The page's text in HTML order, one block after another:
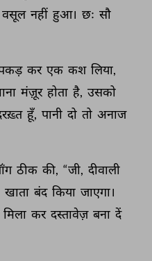
वसूल नहीं हुआ। छः सौ
कर एक कश लिया,
मंज़ूर होता है, उसको
हूँ, पानी दो तो अनाज
ठीक की, “जी, दीवाली
खाता बंद किया जाएगा।
मिला कर दस्तावेज़ बना दें